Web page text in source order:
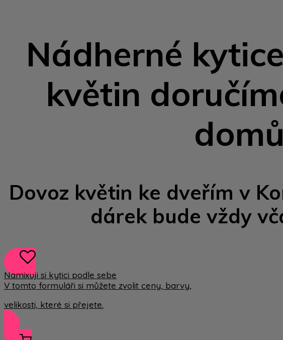
Nádherné
květin
Dovoz květin ke dveřím v
dárek bude vždy
Namixuji si kytici podle sebe
V tomto formuláři si můžete zvolit ceny, barvy,
velikosti, které si přejete.